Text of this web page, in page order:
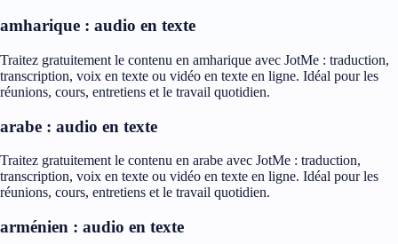
amharique : audio en texte
Traitez gratuitement le contenu en amharique avec JotMe : traduction,
transcription, voix en texte ou vidéo en texte en ligne. Idéal pour les
réunions, cours, entretiens et le travail quotidien.
arabe : audio en texte
Traitez gratuitement le contenu en arabe avec JotMe : traduction,
transcription, voix en texte ou vidéo en texte en ligne. Idéal pour les
réunions, cours, entretiens et le travail quotidien.
arménien : audio en texte